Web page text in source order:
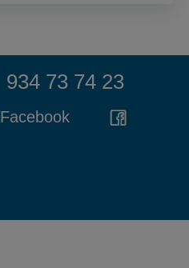
934 73 74 23
Facebook